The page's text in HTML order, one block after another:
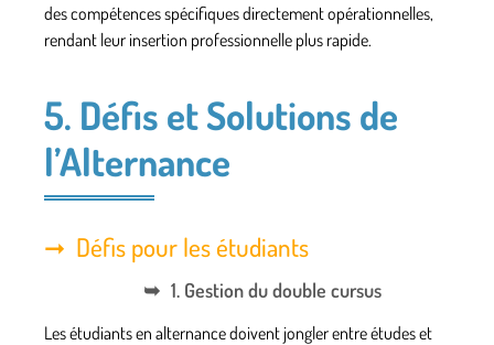
des compétences spécifiques directement opérationnelles,
rendant leur insertion professionnelle plus rapide.
5. Défis et Solutions de
l’Alternance
Défis pour les étudiants
1. Gestion du double cursus
Les étudiants en alternance doivent jongler entre études et